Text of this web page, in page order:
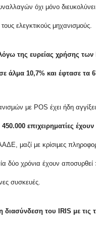
όχι μόνο
ελεγκτικούς μηχανισμούς.
λόγω της ευρείας χρήσης
άλμα 10,7% και έφτασε τα
με POS έχει ήδη
επιχειρηματίες
μαζί με κρίσιμες
δύο χρόνια έχουν
συσκευές.
διασύνδεση του IRIS με τις